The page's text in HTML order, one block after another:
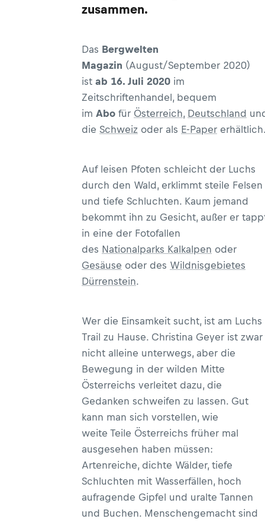
zusammen.
Das Bergwelten
Magazin (August/September 2020)
ist ab 16. Juli 2020 im
Zeitschriftenhandel, bequem
im Abo für Österreich, Deutschland
die Schweiz oder als E-Paper
Auf leisen Pfoten schleicht der Luchs
durch den Wald, erklimmt steile Felsen
und tiefe Schluchten. Kaum jemand
bekommt ihn zu Gesicht, außer er
in eine der Fotofallen
des Nationalparks Kalkalpen oder
Gesäuse oder des Wildnisgebietes
Dürrenstein.
Wer die Einsamkeit sucht, ist am Luchs
Trail zu Hause. Christina Geyer ist zwar
nicht alleine unterwegs, aber die
Bewegung in der wilden Mitte
Österreichs verleitet dazu, die
Gedanken schweifen zu lassen. Gut
kann man sich vorstellen, wie
weite Teile Österreichs früher mal
ausgesehen haben müssen:
Artenreiche, dichte Wälder, tiefe
Schluchten mit Wasserfällen, hoch
aufragende Gipfel und uralte Tannen
und Buchen. Menschengemacht sind